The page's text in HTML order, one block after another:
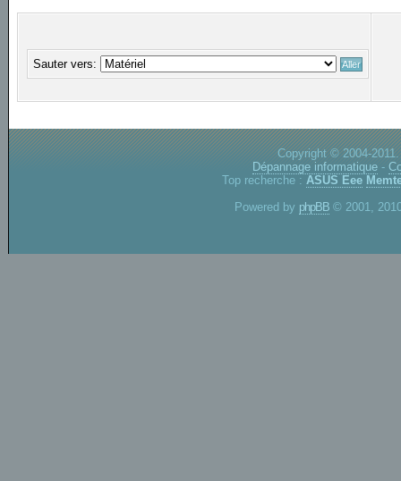
Sauter vers:
Copyright © 2004-
Dépannage informatique -
Top recherche : ASUS Eee
Powered by phpBB © 2001,